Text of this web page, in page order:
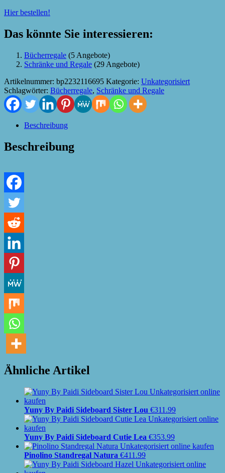
Hier bestellen!
Das könnte Sie interessieren:
Bücherregale (5 Angebote)
Schränke und Regale (29 Angebote)
Artikelnummer: bp2232116695 Kategorie: Unkategorisiert
Schlagwörter: Bücherregale, Schränke und Regale
Beschreibung
Beschreibung
Ähnliche Artikel
Yuny By Paidi Sideboard Sister Lou €311.99
Yuny By Paidi Sideboard Cutie Lea €353.99
Pinolino Standregal Natura €411.99